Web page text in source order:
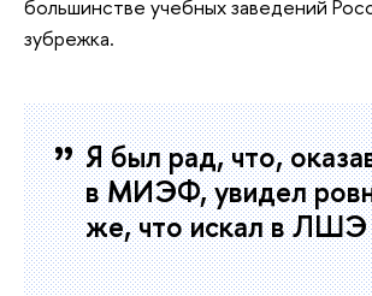
большинстве учебных заведений
зубрежка.
Я был рад, что,
в МИЭФ, увидел
же, что искал в ЛШЭ